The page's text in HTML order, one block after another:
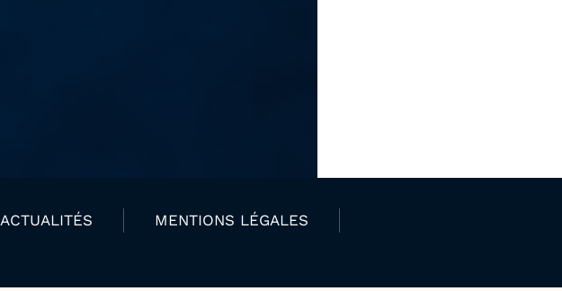
ACTUALITÉS
MENTIONS LÉGALES